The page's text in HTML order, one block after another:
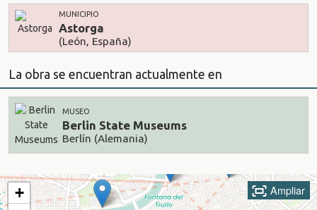
MUNICIPIO
Astorga
(León, España)
La obra se encuentran actualmente en
MUSEO
Berlin State Museums
Berlín (Alemania)
Ampliar
+